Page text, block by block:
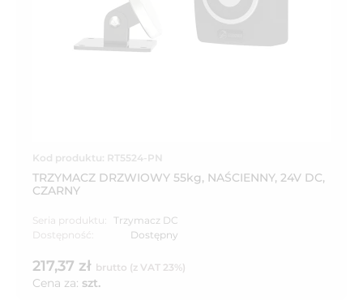
Kod produktu: RT5524-PN
TRZYMACZ DRZWIOWY 55kg, NAŚCIENNY, 24V DC,
CZARNY
Seria produktu:
Trzymacz DC
Dostępność:
Dostępny
217,37 zł brutto (z VAT 23%)
Cena za: szt.